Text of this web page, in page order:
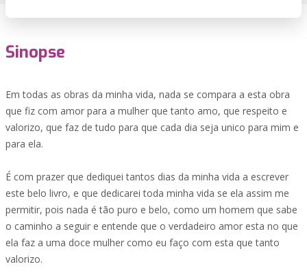
Sinopse
Em todas as obras da minha vida, nada se compara a esta obra
que fiz com amor para a mulher que tanto amo, que respeito e
valorizo, que faz de tudo para que cada dia seja unico para mim e
para ela.
É com prazer que dediquei tantos dias da minha vida a escrever
este belo livro, e que dedicarei toda minha vida se ela assim me
permitir, pois nada é tão puro e belo, como um homem que sabe
o caminho a seguir e entende que o verdadeiro amor esta no que
ela faz a uma doce mulher como eu faço com esta que tanto
valorizo.